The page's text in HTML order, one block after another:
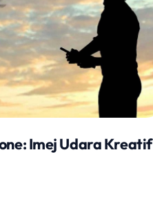
Imej Udara Kreatif